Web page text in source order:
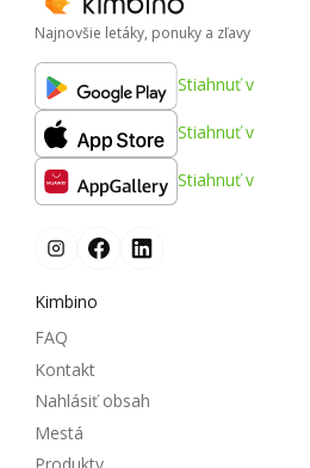
Najnovšie letáky, ponuky a zľavy
Stiahnuť v
Stiahnuť v
Stiahnuť v
Kimbino
FAQ
Kontakt
Nahlásiť obsah
Mestá